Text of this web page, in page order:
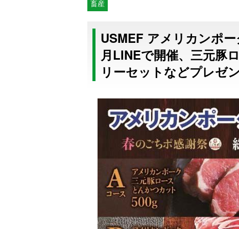
畜産
USMEF アメリカンポ
月LINEで開催、三元豚
リーセットなどプレゼ